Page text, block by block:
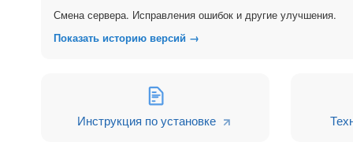
запрос не потеряется;
Универсальность.Работает с облаком и
Дополнительные возможности
(отдельные
Товарыиостатки. Полная синхронизация
Смена сервера. Исправления ошибок и другие улучшения.
Показать историю версий →
Инструкция по установке